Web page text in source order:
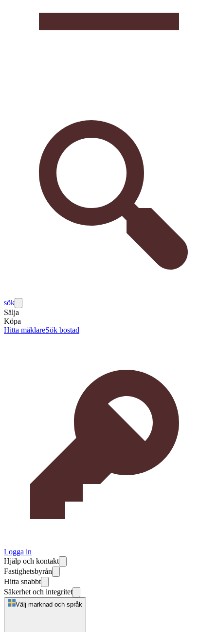
sök
Sälja
Köpa
Hitta mäklareSök bostad
Logga in
Hjälp och kontakt
Fastighetsbyrån
Hitta snabbt
Säkerhet och integritet
Välj marknad och språk